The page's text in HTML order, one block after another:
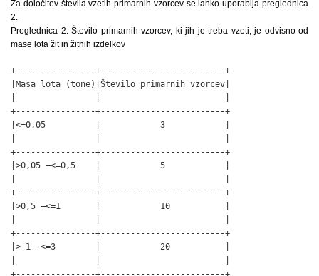
Za določitev števila vzetih primarnih vzorcev se lahko uporablja preglednica
2.
Preglednica 2: Število primarnih vzorcev, ki jih je treba vzeti, je odvisno od
mase lota žit in žitnih izdelkov
+----------------+-------------------------+
|Masa lota (tone)|Število primarnih vzorcev|
+----------------+-------------------------+
|<=0,05          |            3            |
+----------------+-------------------------+
|>0,05 –<=0,5    |            5            |
+----------------+-------------------------+
|>0,5 –<=1       |            10           |
+----------------+-------------------------+
|> 1 –<=3        |            20           |
+----------------+-------------------------+